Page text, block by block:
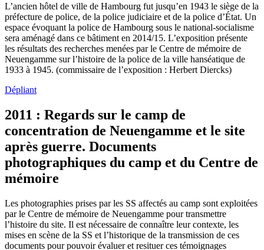
L’ancien hôtel de ville de Hambourg fut jusqu’en 1943 le siège de la
préfecture de police, de la police judiciaire et de la police d’État. Un
espace évoquant la police de Hambourg sous le national-socialisme
sera aménagé dans ce bâtiment en 2014/15. L’exposition présente
les résultats des recherches menées par le Centre de mémoire de
Neuengamme sur l’histoire de la police de la ville hanséatique de
1933 à 1945. (commissaire de l’exposition : Herbert Diercks)
Dépliant
2011 : Regards sur le camp de
concentration de Neuengamme et le site
après guerre. Documents
photographiques du camp et du Centre de
mémoire
Les photographies prises par les SS affectés au camp sont exploitées
par le Centre de mémoire de Neuengamme pour transmettre
l’histoire du site. Il est nécessaire de connaître leur contexte, les
mises en scène de la SS et l’historique de la transmission de ces
documents pour pouvoir évaluer et resituer ces témoignages